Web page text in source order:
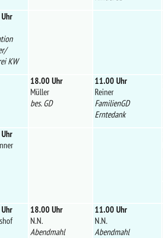
KW
18.00 Uhr
Müller
bes. GD
11.00 Uhr
Reiner
FamilienGD
Erntedank
18.00 Uhr
N.N.
Abendmahl
11.00 Uhr
N.N.
Abendmahl